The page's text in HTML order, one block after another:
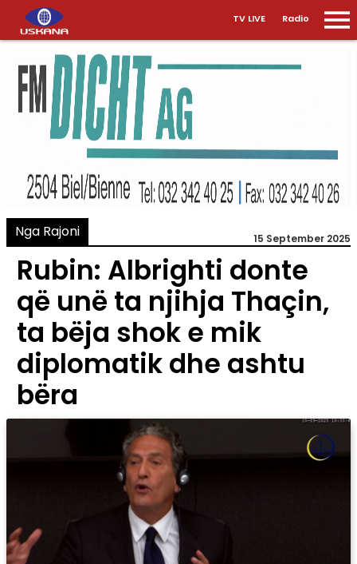
TV LIVE Radio
Nga Rajoni 15 September 2025
Rubin: Albrighti donte
që unë ta njihja Thaçin,
ta bëja shok e mik
diplomatik dhe ashtu
bëra